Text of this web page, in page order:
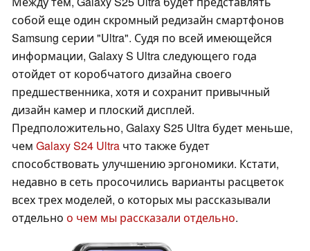
собой еще один скромный редизайн смартфонов
Samsung серии "Ultra". Судя по всей имеющейся
информации, Galaxy S Ultra следующего года
отойдет от коробчатого дизайна своего
предшественника, хотя и сохранит привычный
дизайн камер и плоский дисплей.
Предположительно, Galaxy S25 Ultra будет меньше,
чем Galaxy S24 Ultra что также будет
способствовать улучшению эргономики. Кстати,
недавно в сеть просочились варианты расцветок
всех трех моделей, о которых мы рассказывали
отдельно о чем мы рассказали отдельно.